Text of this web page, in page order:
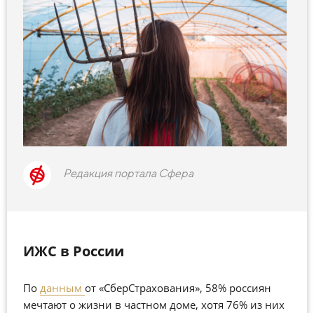
Редакция портала Сфера
ИЖС в России
По данным от «СберСтрахования», 58% россиян
мечтают о жизни в частном доме, хотя 76% из них